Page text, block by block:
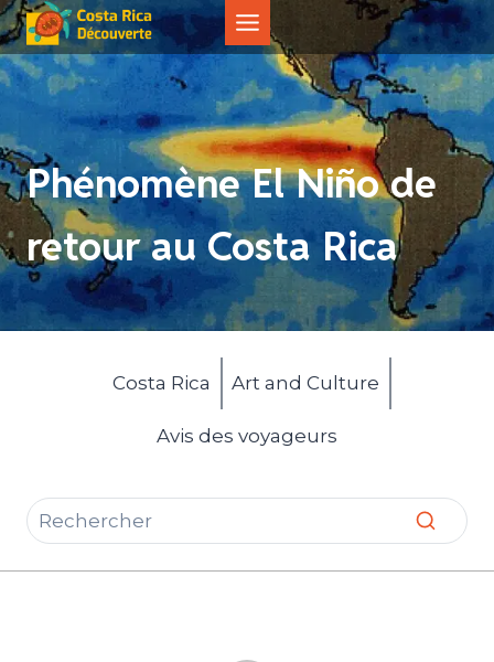
Aller
au
contenu
Phénomène El Niño de
retour au Costa Rica
Costa Rica Art and Culture
Avis des voyageurs